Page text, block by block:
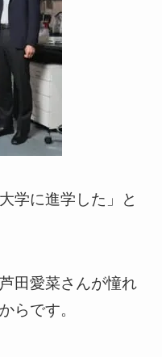
学に進学した」と
田愛菜さんが憧れ
らです。